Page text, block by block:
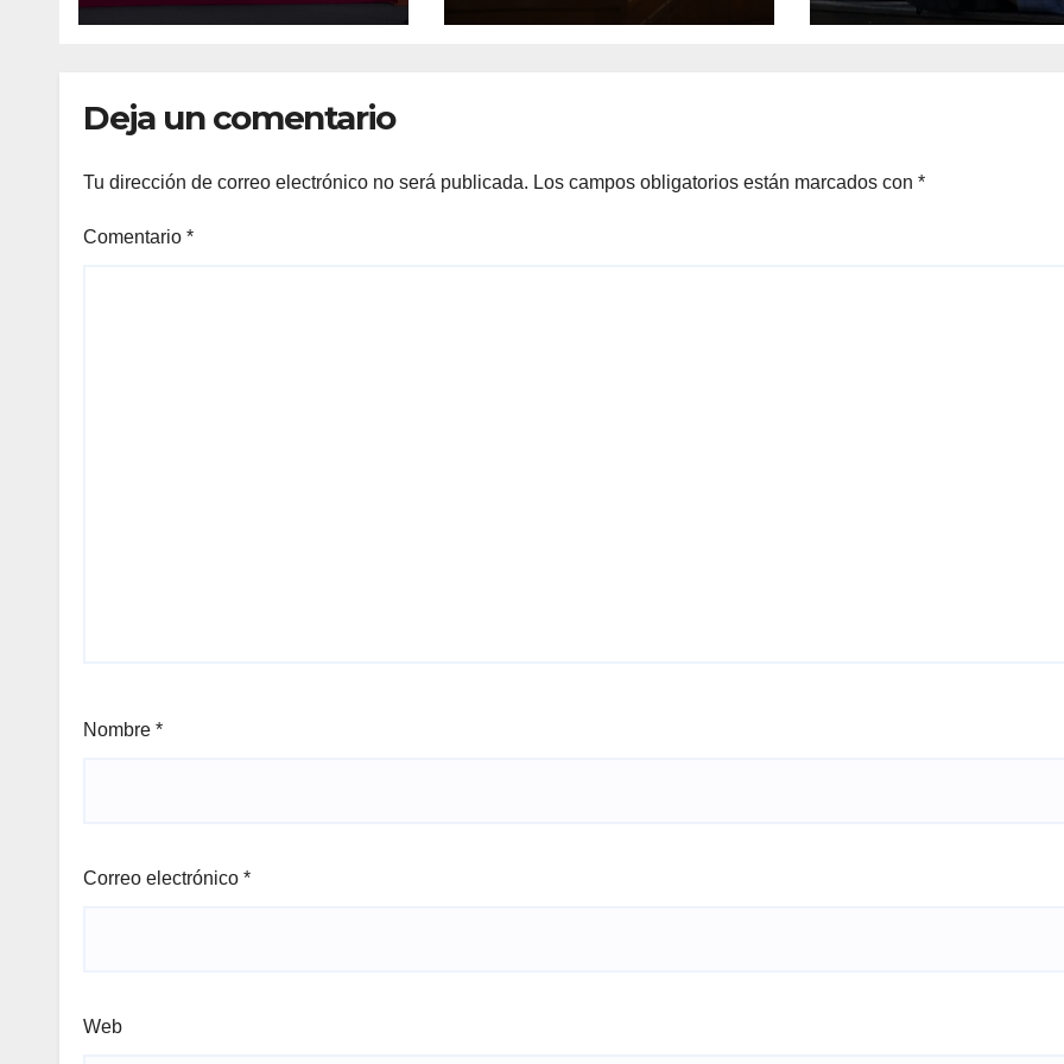
escolares en
Sheinbaum
sociales:
Deja un comentario
Tu dirección de correo electrónico no será publicada. Los campos obligatorios están marcados con *
Comentario *
Nombre *
Correo electrónico *
Web